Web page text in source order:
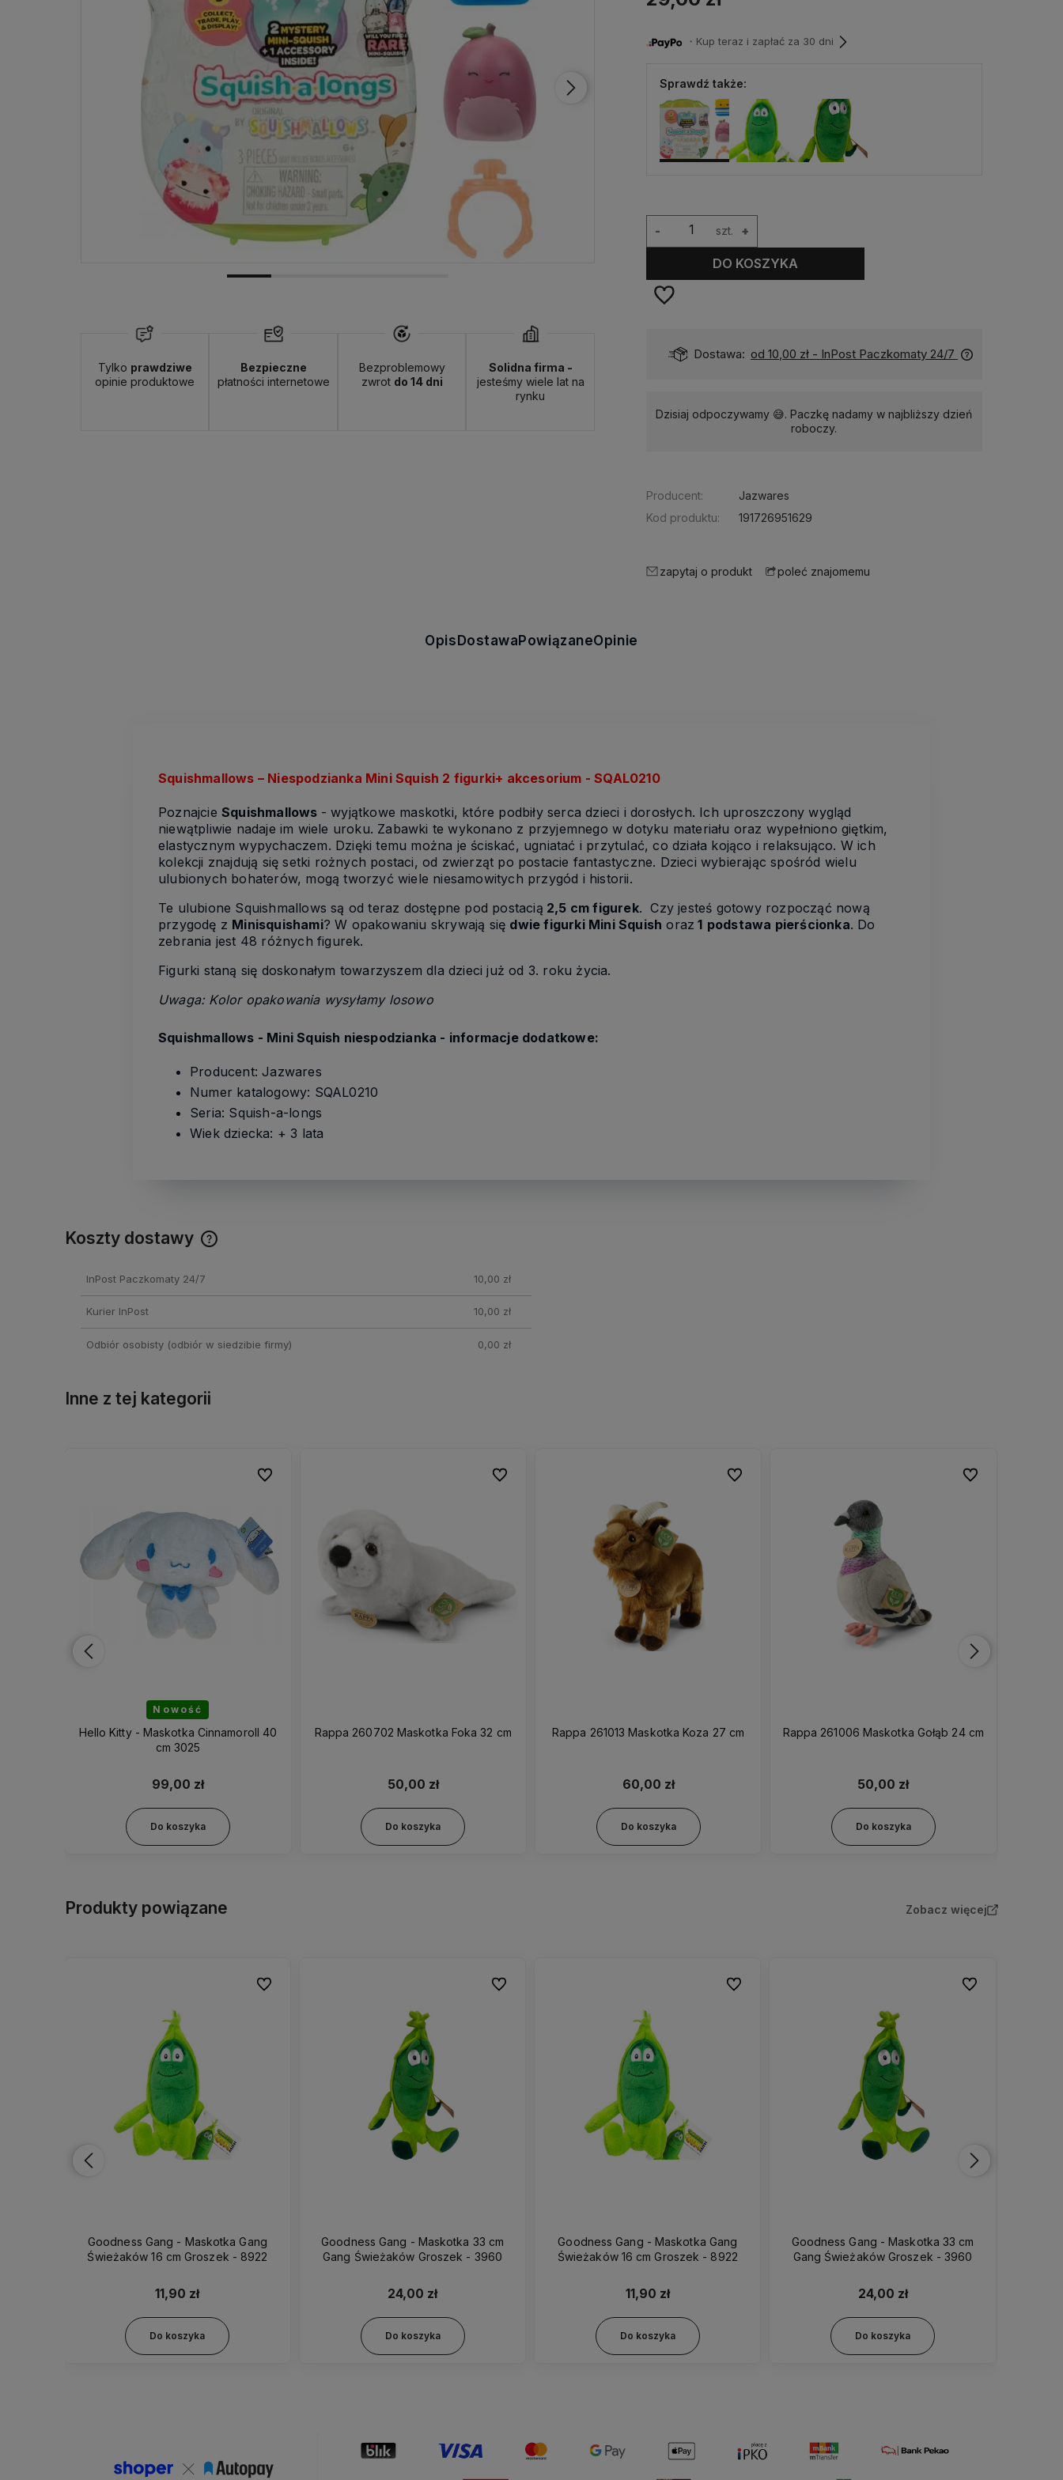
Tylko prawdziwe
opinie produktowe
Bezpieczne
płatności internetowe
Bezproblemowy
zwrot do 14 dni
Solidna firma -
jesteśmy wiele lat na
rynku
・Kup teraz i zapłać za 30 dni
Sprawdź także:
szt. +
-
DO KOSZYKA
Dostawa: od 10,00 zł - InPost Paczkomaty 24/7
Dzisiaj odpoczywamy 😅. Paczkę nadamy w najbliższy dzień
roboczy.
Producent:
Jazwares
Kod produktu:
191726951629
zapytaj o produkt poleć znajomemu
OpisDostawaPowiązaneOpinie
Squishmallows – Niespodzianka Mini Squish 2 figurki+ akcesorium - SQAL0210
Poznajcie Squishmallows - wyjątkowe maskotki, które podbiły serca dzieci i dorosłych. Ich uproszczony wygląd
niewątpliwie nadaje im wiele uroku. Zabawki te wykonano z przyjemnego w dotyku materiału oraz wypełniono giętkim,
elastycznym wypychaczem. Dzięki temu można je ściskać, ugniatać i przytulać, co działa kojąco i relaksująco. W ich
kolekcji znajdują się setki rożnych postaci, od zwierząt po postacie fantastyczne. Dzieci wybierając spośród wielu
ulubionych bohaterów, mogą tworzyć wiele niesamowitych przygód i historii.
Te ulubione Squishmallows są od teraz dostępne pod postacią 2,5 cm figurek. Czy jesteś gotowy rozpocząć nową
przygodę z Minisquishami? W opakowaniu skrywają się dwie figurki Mini Squish oraz 1 podstawa pierścionka. Do
zebrania jest 48 różnych figurek.
Figurki staną się doskonałym towarzyszem dla dzieci już od 3. roku życia.
Uwaga: Kolor opakowania wysyłamy losowo
Squishmallows - Mini Squish niespodzianka - informacje dodatkowe:
Producent: Jazwares
Numer katalogowy: SQAL0210
Seria: Squish-a-longs
Wiek dziecka: + 3 lata
Koszty dostawy
InPost Paczkomaty 24/7 10,00 zł
Kurier InPost 10,00 zł
Odbiór osobisty(odbiór w siedzibie firmy) 0,00 zł
Inne z tej kategorii
Nowość
Hello Kitty - Maskotka Cinnamoroll 40
cm 3025
99,00 zł
Do koszyka
Do ulubionych
Do ulubionych
Rappa 260702 Maskotka Foka 32 cm
50,00 zł
Do koszyka
Do ulubionych
Do ulubionych
Rappa 261013 Maskotka Koza 27 cm
60,00 zł
Do koszyka
Do ulubionych
Do ulubionych
Rappa 261006 Maskotka Gołąb 24 cm
50,00 zł
Do koszyka
Do ulubionych
Do ulubionych
Produkty powiązane Zobacz więcej
Goodness Gang - Maskotka Gang
Świeżaków 16 cm Groszek - 8922
11,90 zł
Do koszyka
Do ulubionych
Goodness Gang - Maskotka 33 cm
Gang Świeżaków Groszek - 3960
24,00 zł
Do koszyka
Do ulubionych
Goodness Gang - Maskotka Gang
Świeżaków 16 cm Groszek - 8922
11,90 zł
Do koszyka
Do ulubionych
Goodness Gang - Maskotka 33 cm
Gang Świeżaków Groszek - 3960
24,00 zł
Do koszyka
Do ulubionych